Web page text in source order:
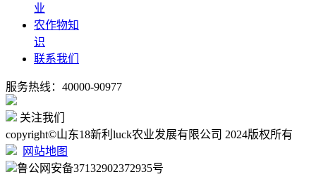
业
农作物知
识
联系我们
服务热线：40000-90977
关注我们
copyright©山东18新利luck农业发展有限公司 2024版权所有
网站地图
鲁公网安备37132902372935号